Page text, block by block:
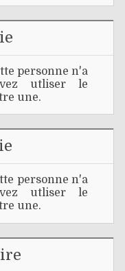
personne n'a
utliser le
une.
personne n'a
utliser le
une.